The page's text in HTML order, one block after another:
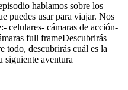
hablamos sobre los
puedes usar para viajar. Nos
celulares- cámaras de acción-
full frameDescubrirás
todo, descubrirás cuál es la
siguiente aventura